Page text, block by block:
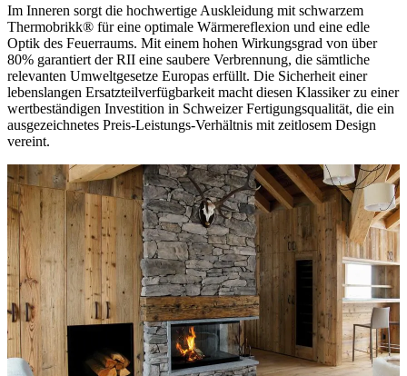
Im Inneren sorgt die hochwertige Auskleidung mit schwarzem
Thermobrikk® für eine optimale Wärmereflexion und eine edle
Optik des Feuerraums. Mit einem hohen Wirkungsgrad von über
80% garantiert der RII eine saubere Verbrennung, die sämtliche
relevanten Umweltgesetze Europas erfüllt. Die Sicherheit einer
lebenslangen Ersatzteilverfügbarkeit macht diesen Klassiker zu einer
wertbeständigen Investition in Schweizer Fertigungsqualität, die ein
ausgezeichnetes Preis-Leistungs-Verhältnis mit zeitlosem Design
vereint.